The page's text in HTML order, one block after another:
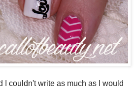
I couldn't write as much as I would